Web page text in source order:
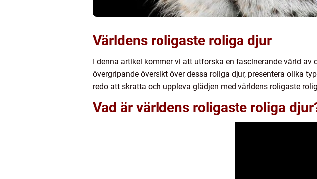
Världens roligaste roliga djur
I denna artikel kommer vi att utforska en fascinerande värld
övergripande översikt över dessa roliga djur, presentera olika
redo att skratta och uppleva glädjen med världens roligaste
Vad är världens roligaste roliga